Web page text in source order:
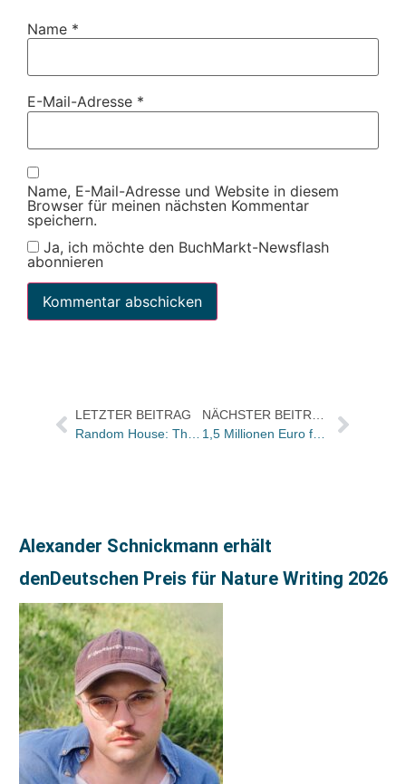
Name *
E-Mail-Adresse *
Name, E-Mail-Adresse und Website in diesem
Browser für meinen nächsten Kommentar
speichern.
Ja, ich möchte den BuchMarkt-Newsflash
abonnieren
LETZTER BEITRAG
Alexander Schnickmann erhält
denDeutschen Preis für Nature Writing 2026